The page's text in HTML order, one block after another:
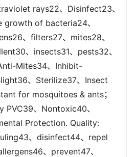
rays22、Disinfect23、
of bacteria24、
、filters27、mites28、
、insects31、pests32、
Mites34、Inhibit-
、Sterilize37、Insect
for mosquitoes & ants；
、Nontoxic40、
Protection. Quality:
、disinfect44、repel
、prevent47、